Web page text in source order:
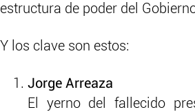
estructura de poder del
Y los clave son estos:
Jorge Arreaza
El yerno del fallecido